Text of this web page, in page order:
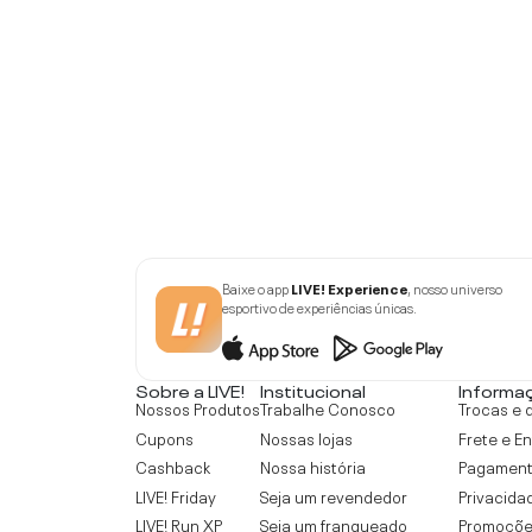
Baixe o appLIVE! Experience, nosso universo
esportivo de experiências únicas.
Sobre a LIVE!
Nossos Produtos
Cupons
Cashback
LIVE! Friday
LIVE! Run XP
Institucional
Trabalhe Conosco
Nossas lojas
Nossa história
Seja um revendedor
Seja um franqueado
Trocas e
Frete e